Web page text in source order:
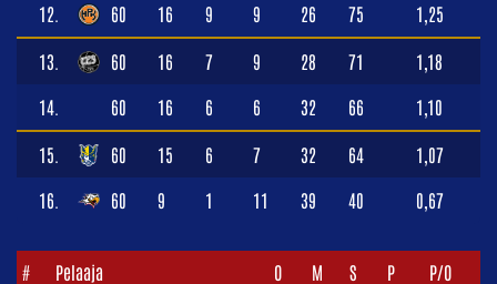
12. 60 16 9 9 26 75 1,25
13. 60 16 7 9 28 71 1,18
14. 60 16 6 6 32 66 1,10
15. 60 15 6 7 32 64 1,07
16. 60 9 1 11 39 40 0,67
# Pelaaja O M S P P/O